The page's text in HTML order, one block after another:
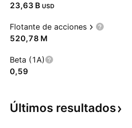
‪23,63 B‬ USD
Flotante de acciones
‪520,78 M‬
Beta (1A)
0,59
Últimos resultados